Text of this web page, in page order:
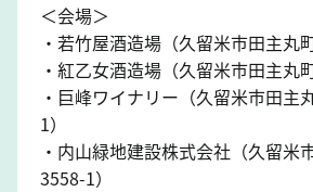
＜会場＞
・若竹屋酒造場（久留米市田主丸
・紅乙女酒造場（久留米市田主丸
・巨峰ワイナリー（久留米市田主
1）
・内山緑地建設株式会社（久留米
3558-1）